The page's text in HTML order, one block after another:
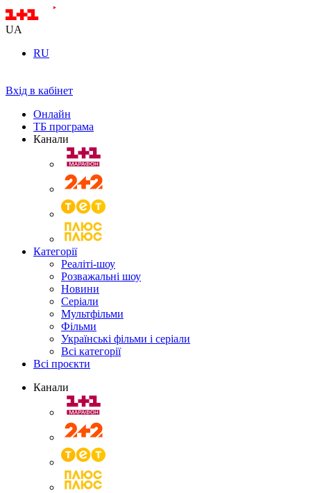
UA
RU
Вхід в кабінет
Онлайн
ТБ програма
Канали
Категорії
Реаліті-шоу
Розважальні шоу
Новини
Серіали
Мультфільми
Фільми
Українські фільми і серіали
Всі категорії
Всі проєкти
Канали